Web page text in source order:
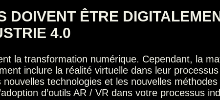
DOIVENT ÊTRE
4.0
la transformation numérique. Cependant, la
inclure la réalité virtuelle dans leur
nouvelles technologies et les nouvelles
d’outils AR / VR dans votre processus